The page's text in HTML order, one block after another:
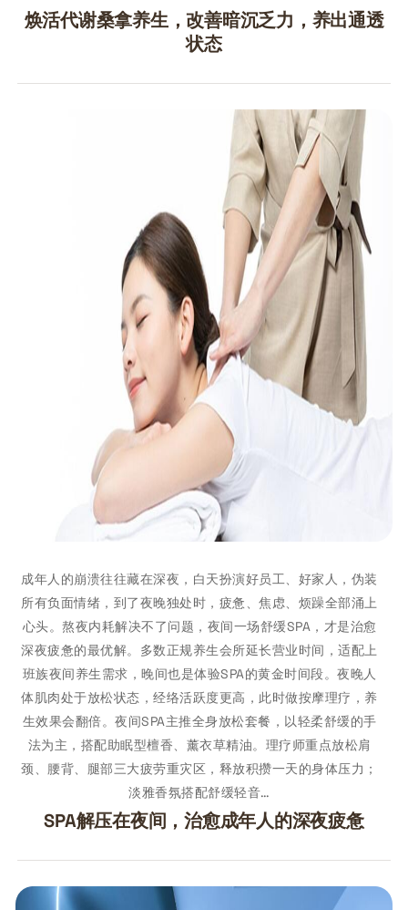
焕活代谢桑拿养生，改善暗沉乏力，养出通透
状态
成年人的崩溃往往藏在深夜，白天扮演好员工、好家人，伪装
所有负面情绪，到了夜晚独处时，疲惫、焦虑、烦躁全部涌上
心头。熬夜内耗解决不了问题，夜间一场舒缓SPA，才是治愈
深夜疲惫的最优解。多数正规养生会所延长营业时间，适配上
班族夜间养生需求，晚间也是体验SPA的黄金时间段。夜晚人
体肌肉处于放松状态，经络活跃度更高，此时做按摩理疗，养
生效果会翻倍。夜间SPA主推全身放松套餐，以轻柔舒缓的手
法为主，搭配助眠型檀香、薰衣草精油。理疗师重点放松肩
颈、腰背、腿部三大疲劳重灾区，释放积攒一天的身体压力；
淡雅香氛搭配舒缓轻音…
SPA解压在夜间，治愈成年人的深夜疲惫